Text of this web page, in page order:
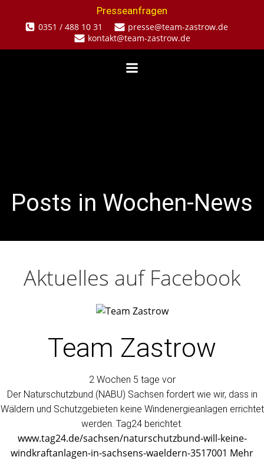
Zum
springen
Presseanfragen
0351 / 488 10 31
presse@team-zastrow.de
kontakt@team-zastrow.de
Posts in Wochen-News
Aktuelles auf Facebook
Team Zastrow
2 Wochen 5 tage vor
Der Naturschutzbund (NABU) Sachsen fordert wie wir, dass in
Wäldern und Schutzgebieten keine Windenergieanlagen errichtet
werden. Tag24 berichtet.
www.tag24.de/sachsen/naturschutzbund-will-keine-
windkraftanlagen-in-sachsens-waeldern-3517001 Mehr